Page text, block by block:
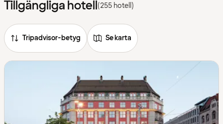
Tillgängliga hotell(255 hotell)
Tripadvisor-betyg Se karta